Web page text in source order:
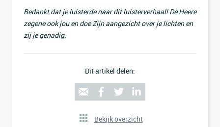
Bedankt dat je luisterde naar dit luisterverhaal! De Heere
zegene ook jou en doe Zijn aangezicht over je lichten en
zij je genadig.
Dit artikel delen:
Bekijk overzicht